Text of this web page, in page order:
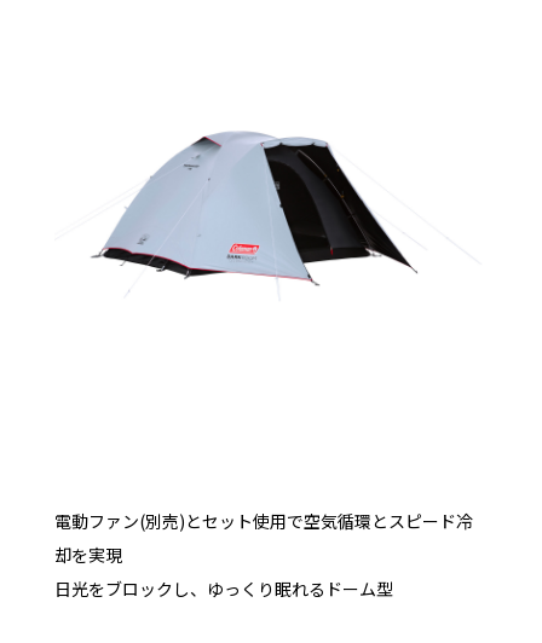
電動ファン(別売)とセット使用で空気循環とスピード冷
却を実現
日光をブロックし、ゆっくり眠れるドーム型